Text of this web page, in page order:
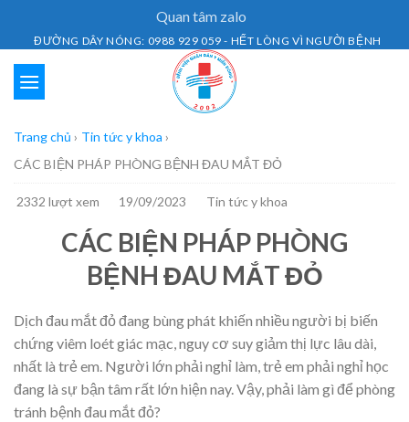
Quan tâm zalo
ĐƯỜNG DÂY NÓNG: 0988 929 059 - HẾT LÒNG VÌ NGƯỜI BỆNH
Trang chủ › Tin tức y khoa ›
CÁC BIỆN PHÁP PHÒNG BỆNH ĐAU MẮT ĐỎ
2332 lượt xem 19/09/2023 Tin tức y khoa
CÁC BIỆN PHÁP PHÒNG
BỆNH ĐAU MẮT ĐỎ
Dịch đau mắt đỏ đang bùng phát khiến nhiều người bị biến
chứng viêm loét giác mạc, nguy cơ suy giảm thị lực lâu dài,
nhất là trẻ em. Người lớn phải nghỉ làm, trẻ em phải nghỉ học
đang là sự bận tâm rất lớn hiện nay. Vậy, phải làm gì để phòng
tránh bệnh đau mắt đỏ?